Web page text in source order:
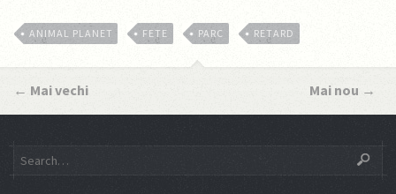
ANIMAL PLANET FETE PARC RETARD
← Mai vechi Mai nou →